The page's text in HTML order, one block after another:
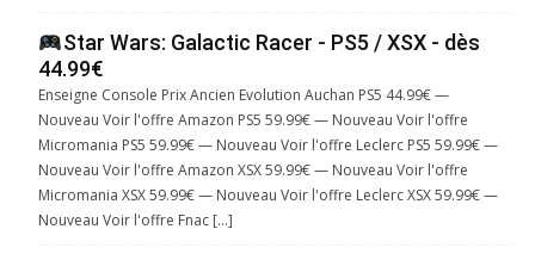
Star Wars: Galactic Racer - PS5 / XSX - dès
44.99€
Enseigne Console Prix Ancien Evolution Auchan PS5 44.99€ —
Nouveau Voir l'offre Amazon PS5 59.99€ — Nouveau Voir l'offre
Micromania PS5 59.99€ — Nouveau Voir l'offre Leclerc PS5 59.99€ —
Nouveau Voir l'offre Amazon XSX 59.99€ — Nouveau Voir l'offre
Micromania XSX 59.99€ — Nouveau Voir l'offre Leclerc XSX 59.99€ —
Nouveau Voir l'offre Fnac […]